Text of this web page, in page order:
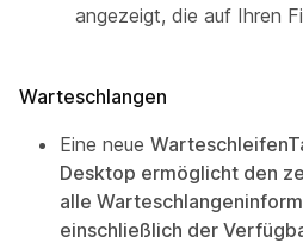
angezeigt, die auf Ihren
Warteschlangen
Eine neue
Desktop ermöglicht den
alle
einschließlich der